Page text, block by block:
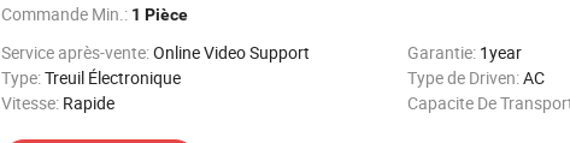
Commande Min.: 1 Pièce
Service après-vente:Online Video Support Garantie: 1year
Type:Treuil Électronique Type de Driven:AC
Vitesse: Rapide Capacite De